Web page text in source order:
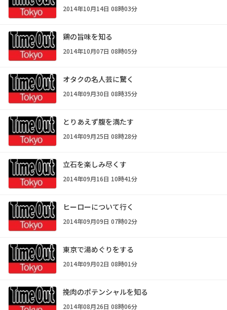
2014年10月14日 08時03分
鶏の旨味を知る
2014年10月07日 08時05分
オタクの名人芸に驚く
2014年09月30日 08時35分
とりあえず腹を満たす
2014年09月25日 08時28分
立石を楽しみ尽くす
2014年09月16日 10時41分
ヒーローについて行く
2014年09月09日 07時02分
東京で湯めぐりをする
2014年09月02日 08時01分
挽肉のポテンシャルを知る
2014年08月26日 08時06分